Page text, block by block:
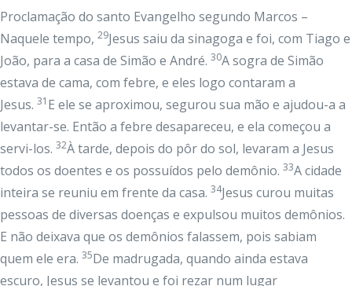
Proclamação do santo Evangelho segundo Marcos –
Naquele tempo, 29Jesus saiu da sinagoga e foi, com Tiago e
João, para a casa de Simão e André. 30A sogra de Simão
estava de cama, com febre, e eles logo contaram a
Jesus. 31 E ele se aproximou, segurou sua mão e ajudou-a a
levantar-se. Então a febre desapareceu, e ela começou a
servi-los. 32À tarde, depois do pôr do sol, levaram a Jesus
todos os doentes e os possuídos pelo demônio. 33A cidade
inteira se reuniu em frente da casa. 34Jesus curou muitas
pessoas de diversas doenças e expulsou muitos demônios.
E não deixava que os demônios falassem, pois sabiam
quem ele era. 35De madrugada, quando ainda estava
escuro, Jesus se levantou e foi rezar num lugar